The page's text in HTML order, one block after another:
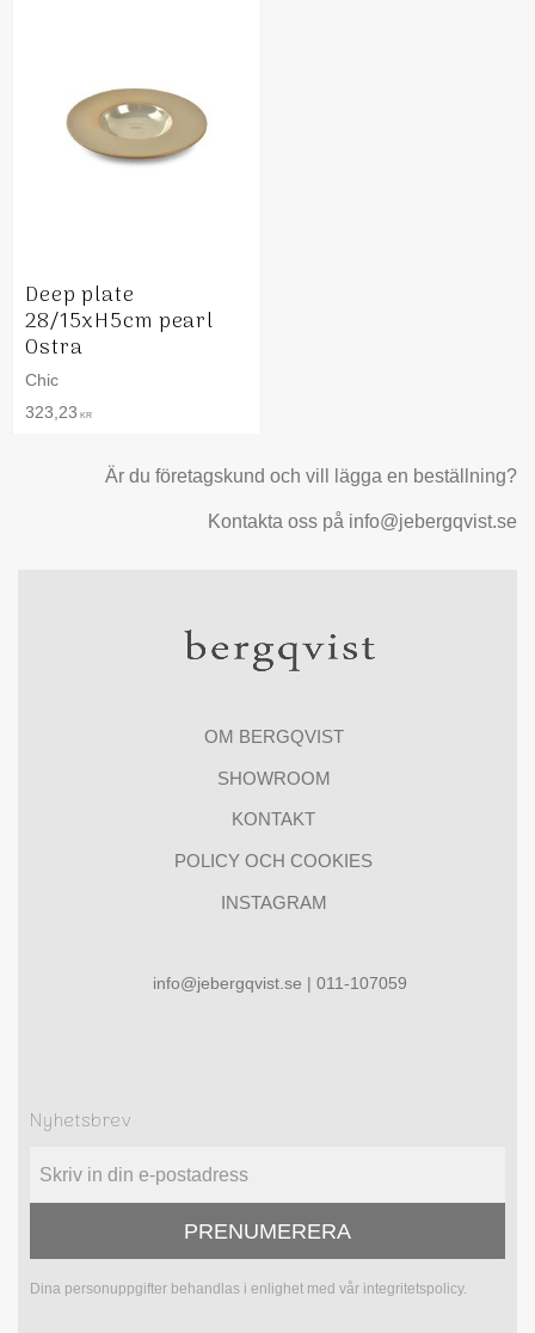
Deep plate
28/15xH5cm pearl
Ostra
Chic
323,23 KR
Är du företagskund och vill lägga en beställning?
Kontakta oss på info@jebergqvist.se
OM BERGQVIST
SHOWROOM
KONTAKT
POLICY OCH COOKIES
INSTAGRAM
info@jebergqvist.se | 011-107059
Nyhetsbrev
PRENUMERERA
Dina personuppgifter behandlas i enlighet med vår integritetspolicy.